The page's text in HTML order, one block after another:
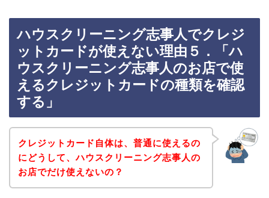
ハウスクリーニング志事人でクレジ
ットカードが使えない理由５．「ハ
ウスクリーニング志事人のお店で使
えるクレジットカードの種類を確認
する」
クレジットカード自体は、普通に使えるの
にどうして、ハウスクリーニング志事人の
お店でだけ使えないの？